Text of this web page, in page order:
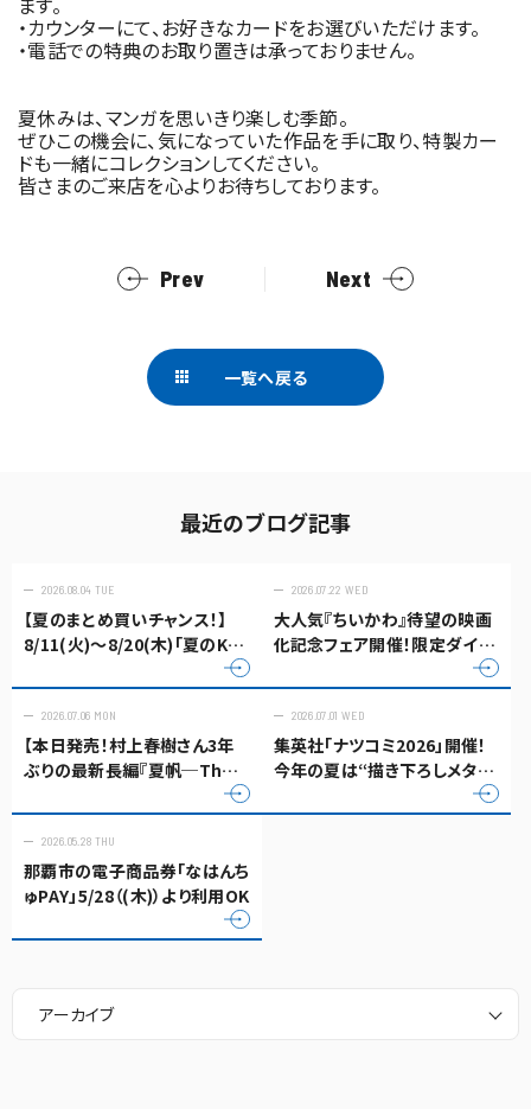
・カウンターにて、お好きなカードをお選びいただけます。
・電話での特典のお取り置きは承っておりません。
夏休みは、マンガを思いきり楽しむ季節。
ぜひこの機会に、気になっていた作品を手に取り、特製カー
ドも一緒にコレクションしてください。
皆さまのご来店を心よりお待ちしております。
Prev Next
一覧へ戻る
最近のブログ記事
2026.08.04 TUE
【夏のまとめ買いチャンス！】
8/11(火)〜8/20(木)「夏のKポ
イント3倍キャンペーン」開催
決定！📚✨
2026.07.22 WED
大人気『ちいかわ』待望の映画
化記念フェア開催！限定ダイカ
ットしおりプレゼント＆豪華キ
ャンペーンも！
2026.07.06 MON
【本日発売！村上春樹さん3年
ぶりの最新長編『夏帆─The
Tale of KAHO─』入荷いたし
ました！限定特典付き！
2026.07.01 WED
集英社「ナツコミ2026」開催！
今年の夏は“描き下ろしメタキ
2026.05.28 THU
那覇市の電子商品券「なはんち
ゅPAY」5/28（(木)）より利用OK
アーカイブ